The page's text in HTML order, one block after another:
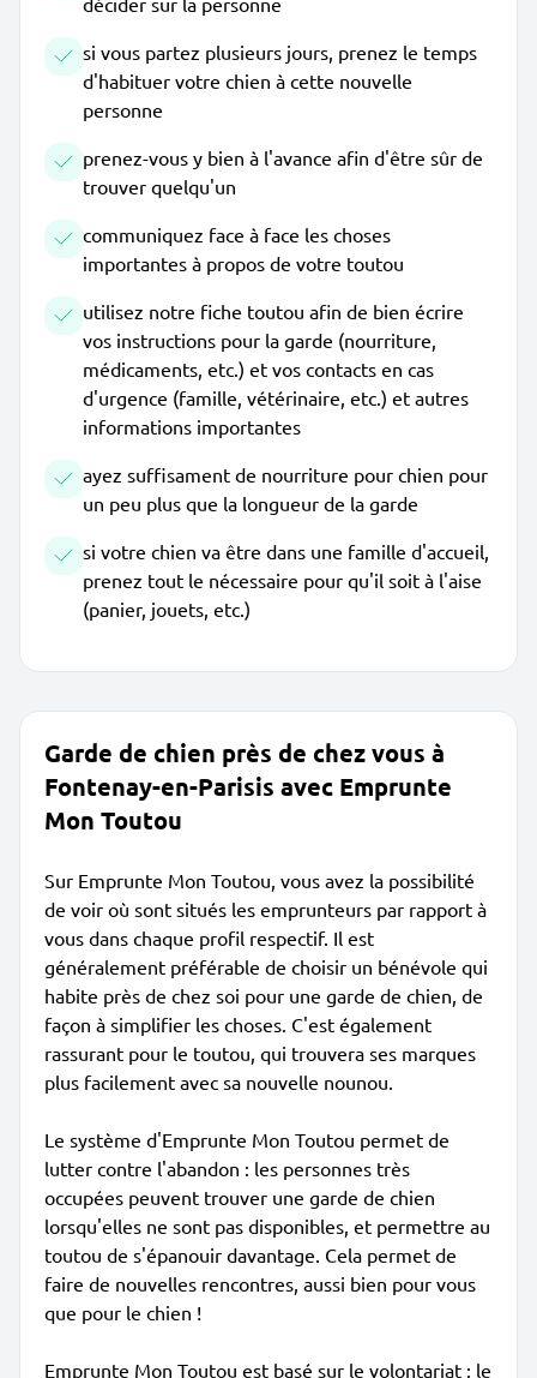
si vous partez plusieurs jours, prenez le temps
d'habituer votre chien à cette nouvelle
personne
prenez-vous y bien à l'avance afin d'être sûr de
trouver quelqu'un
communiquez face à face les choses
importantes à propos de votre toutou
utilisez notre fiche toutou afin de bien écrire
vos instructions pour la garde (nourriture,
médicaments, etc.) et vos contacts en cas
d'urgence (famille, vétérinaire, etc.) et autres
informations importantes
ayez suffisament de nourriture pour chien pour
un peu plus que la longueur de la garde
si votre chien va être dans une famille d'accueil,
prenez tout le nécessaire pour qu'il soit à l'aise
(panier, jouets, etc.)
Garde de chien près de chez vous à
Fontenay-en-Parisis avec Emprunte
Mon Toutou
Sur Emprunte Mon Toutou, vous avez la possibilité
de voir où sont situés les emprunteurs par rapport à
vous dans chaque profil respectif. Il est
généralement préférable de choisir un bénévole qui
habite près de chez soi pour une garde de chien, de
façon à simplifier les choses. C'est également
rassurant pour le toutou, qui trouvera ses marques
plus facilement avec sa nouvelle nounou.
Le système d'Emprunte Mon Toutou permet de
lutter contre l'abandon : les personnes très
occupées peuvent trouver une garde de chien
lorsqu'elles ne sont pas disponibles, et permettre au
toutou de s'épanouir davantage. Cela permet de
faire de nouvelles rencontres, aussi bien pour vous
que pour le chien !
Emprunte Mon Toutou est basé sur le volontariat : le